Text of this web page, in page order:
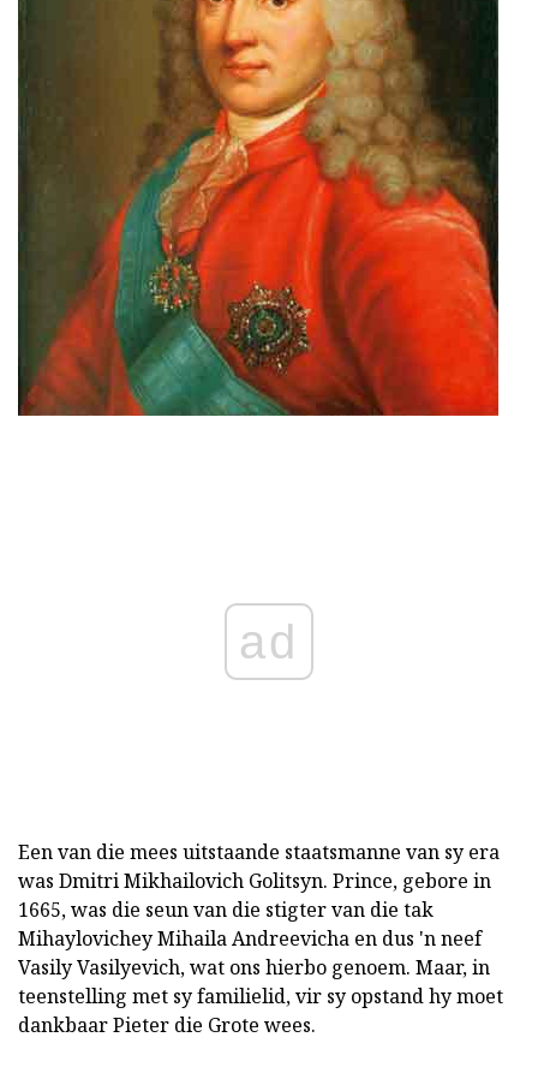
ad
Een van die mees uitstaande staatsmanne van sy era
was Dmitri Mikhailovich Golitsyn. Prince, gebore in
1665, was die seun van die stigter van die tak
Mihaylovichey Mihaila Andreevicha en dus 'n neef
Vasily Vasilyevich, wat ons hierbo genoem. Maar, in
teenstelling met sy familielid, vir sy opstand hy moet
dankbaar Pieter die Grote wees.